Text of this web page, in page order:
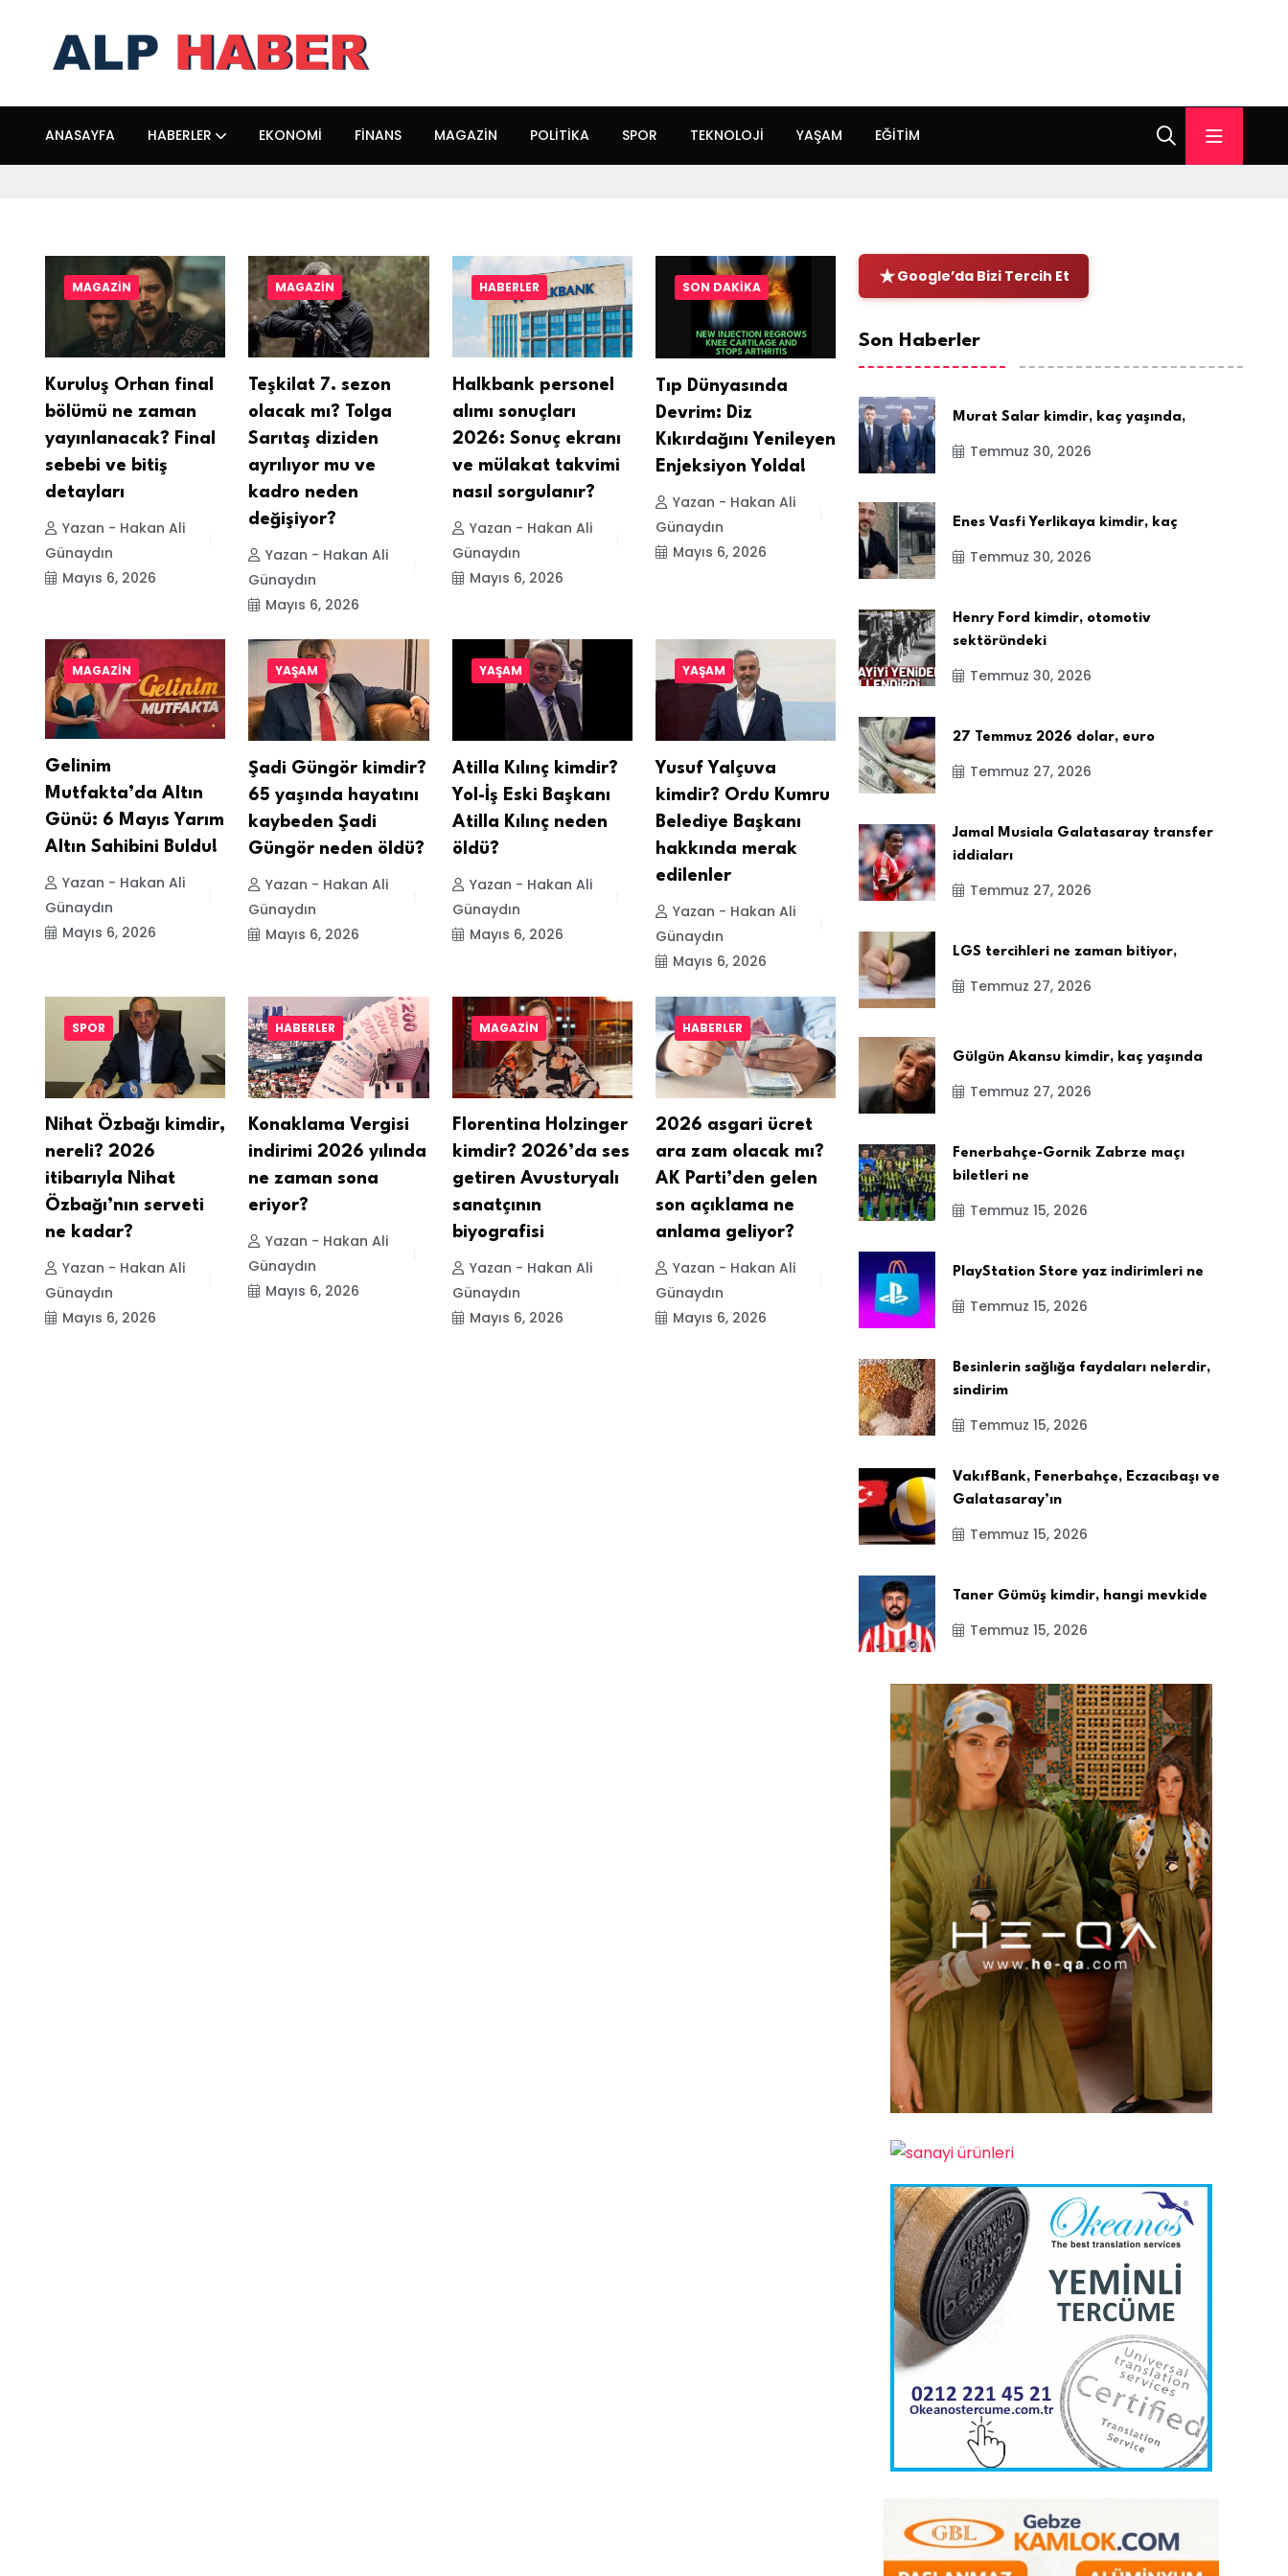
ANASAYFA HABERLER EKONOMI FINANS MAGAZIN POLITIKA SPOR TEKNOLOJI YAŞAM EĞITIM
MAGAZIN
Kuruluş Orhan final
bölümü ne zaman
yayınlanacak? Final
sebebi ve bitiş
detayları
Yazan - Hakan Ali
Günaydın
Mayıs 6, 2026
MAGAZIN
Teşkilat 7. sezon
olacak mı? Tolga
Sarıtaş diziden
ayrılıyor mu ve
kadro neden
değişiyor?
Yazan - Hakan Ali
Günaydın
Mayıs 6, 2026
HABERLER
Halkbank personel
alımı sonuçları
2026: Sonuç ekranı
ve mülakat takvimi
nasıl sorgulanır?
Yazan - Hakan Ali
Günaydın
Mayıs 6, 2026
SON DAKIKA
Tıp Dünyasında
Devrim: Diz
Kıkırdağını Yenileyen
Enjeksiyon Yolda!
Yazan - Hakan Ali
Günaydın
Mayıs 6, 2026
MAGAZIN
Gelinim
Mutfakta’da Altın
Günü: 6 Mayıs Yarım
Altın Sahibini Buldu!
Yazan - Hakan Ali
Günaydın
Mayıs 6, 2026
YAŞAM
Şadi Güngör kimdir?
65 yaşında hayatını
kaybeden Şadi
Güngör neden öldü?
Yazan - Hakan Ali
Günaydın
Mayıs 6, 2026
YAŞAM
Atilla Kılınç kimdir?
Yol-İş Eski Başkanı
Atilla Kılınç neden
öldü?
Yazan - Hakan Ali
Günaydın
Mayıs 6, 2026
YAŞAM
Yusuf Yalçuva
kimdir? Ordu Kumru
Belediye Başkanı
hakkında merak
edilenler
Yazan - Hakan Ali
Günaydın
Mayıs 6, 2026
SPOR
Nihat Özbağı kimdir,
nereli? 2026
itibarıyla Nihat
Özbağı’nın serveti
ne kadar?
Yazan - Hakan Ali
Günaydın
Mayıs 6, 2026
HABERLER
Konaklama Vergisi
indirimi 2026 yılında
ne zaman sona
eriyor?
Yazan - Hakan Ali
Günaydın
Mayıs 6, 2026
MAGAZIN
Florentina Holzinger
kimdir? 2026’da ses
getiren Avusturyalı
sanatçının
biyografisi
Yazan - Hakan Ali
Günaydın
Mayıs 6, 2026
HABERLER
2026 asgari ücret
ara zam olacak mı?
AK Parti’den gelen
son açıklama ne
anlama geliyor?
Yazan - Hakan Ali
Günaydın
Mayıs 6, 2026
Google’da Bizi Tercih Et
Son Haberler
Murat Salar kimdir, kaç yaşında,
Temmuz 30, 2026
Enes Vasfi Yerlikaya kimdir, kaç
Temmuz 30, 2026
Henry Ford kimdir, otomotiv
sektöründeki
Temmuz 30, 2026
27 Temmuz 2026 dolar, euro
Temmuz 27, 2026
Jamal Musiala Galatasaray transfer
iddiaları
Temmuz 27, 2026
LGS tercihleri ne zaman bitiyor,
Temmuz 27, 2026
Gülgün Akansu kimdir, kaç yaşında
Temmuz 27, 2026
Fenerbahçe-Gornik Zabrze maçı
biletleri ne
Temmuz 15, 2026
PlayStation Store yaz indirimleri ne
Temmuz 15, 2026
Besinlerin sağlığa faydaları nelerdir,
sindirim
Temmuz 15, 2026
VakıfBank, Fenerbahçe, Eczacıbaşı ve
Galatasaray’ın
Temmuz 15, 2026
Taner Gümüş kimdir, hangi mevkide
Temmuz 15, 2026